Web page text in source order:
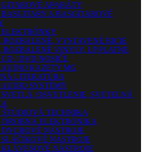
GITAROVÉ APARÁTY
A BASGITAROVÉ
ELEKTRÓNKY
ROZBALENÉ, VYSTAVENÉ BICIE
ROZBALENÉ VINYLY, LP PLATNE
/ DVD NOSIČE
AUDIO KAZETY MG
LITERATÚRA
SYSTÉMY
OSVETLENIE, SVETELNÁ
ŠTÚDIOVÁ TECHNIKA
DROBNÁ ELEKTRONIKA
NÁSTROJE
NÁSTROJE
NÁSTROJE